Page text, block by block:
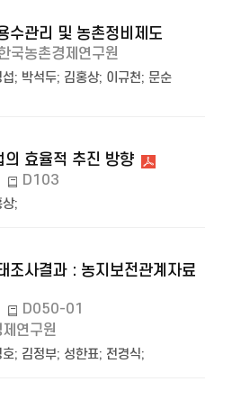
수관리 및 농촌정비제도
국농촌경제연구원
; 박석두; 김홍상; 이규천; 문순
의 효율적 추진 방향
D103
상;
조사결과 : 농지보전관계자료
D050-01
연구원
호; 김정부; 성한표; 전경식;